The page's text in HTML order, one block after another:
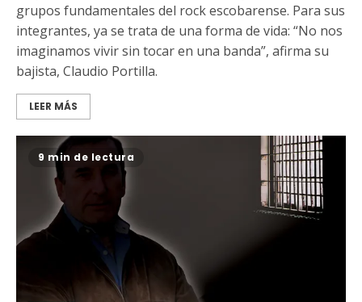
grupos fundamentales del rock escobarense. Para sus
integrantes, ya se trata de una forma de vida: “No nos
imaginamos vivir sin tocar en una banda”, afirma su
bajista, Claudio Portilla.
LEER MÁS
9 min de lectura